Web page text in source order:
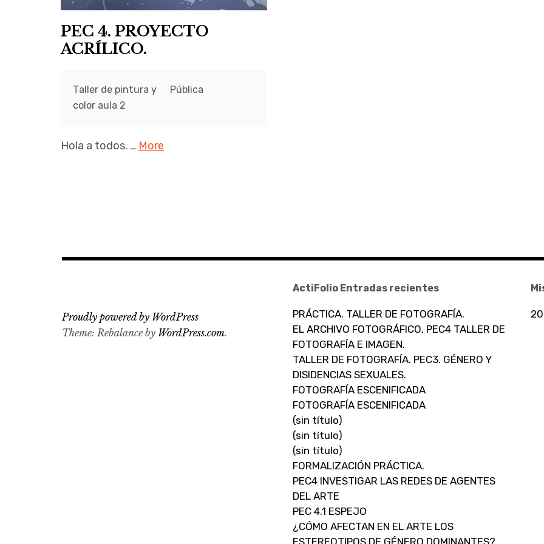
PEC 4. PROYECTO
ACRÍLICO.
Taller de pintura y
color aula 2
Pública
Hola a todos. … More
ActiFolio Entradas recientes
PRÁCTICA. TALLER DE FOTOGRAFÍA.
EL ARCHIVO FOTOGRÁFICO. PEC4 TALLER DE
FOTOGRAFÍA E IMAGEN.
TALLER DE FOTOGRAFÍA. PEC3. GÉNERO Y
DISIDENCIAS SEXUALES.
FOTOGRAFÍA ESCENIFICADA
FOTOGRAFÍA ESCENIFICADA
(sin título)
(sin título)
(sin título)
FORMALIZACIÓN PRÁCTICA.
PEC4 INVESTIGAR LAS REDES DE AGENTES
DEL ARTE
PEC 4.1 ESPEJO
¿CÓMO AFECTAN EN EL ARTE LOS
ESTEREOTIPOS DE GÉNERO DOMINANTES?
Proudly powered by WordPress
Theme: Rebalance by WordPress.com.